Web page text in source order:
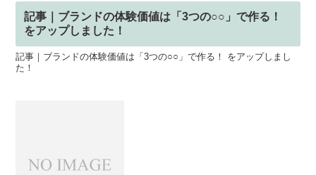
記事｜ブランドの体験価値は「3つの○○」で作る！
をアップしました！
記事｜ブランドの体験価値は「3つの○○」で作る！ をアップしまし
た！